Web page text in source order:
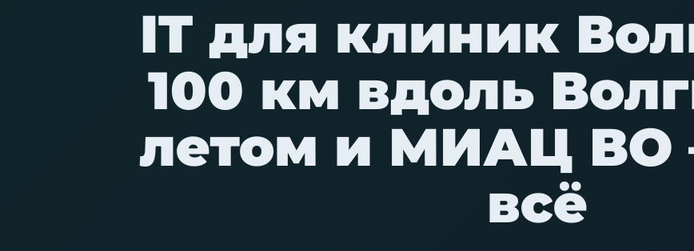
IT для клиник
100 км вдоль
летом и МИАЦ ВО
всё